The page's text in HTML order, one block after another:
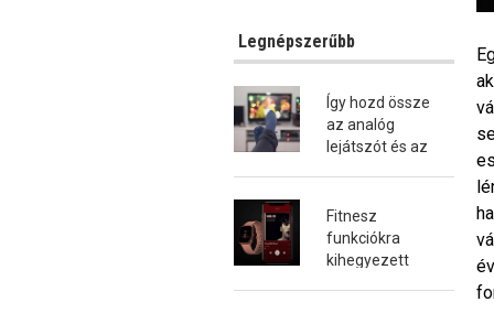
Legnépszerűbb
Így hozd össze
az analóg
lejátszót és az
Fitnesz
funkciókra
kihegyezett